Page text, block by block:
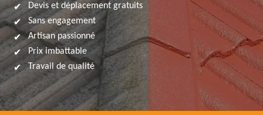
Devis et déplacement gratuits
Sans engagement
Artisan passionné
Prix imbattable
Travail de qualité